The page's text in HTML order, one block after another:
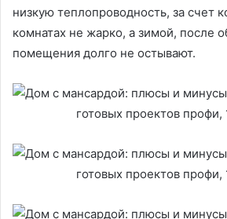
низкую теплопроводность, за счет
комнатах не жарко, а зимой, после
помещения долго не остывают.